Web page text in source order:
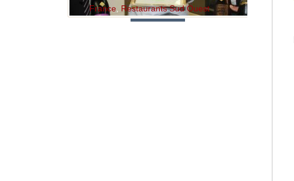
France Restaurants Sud Ouest